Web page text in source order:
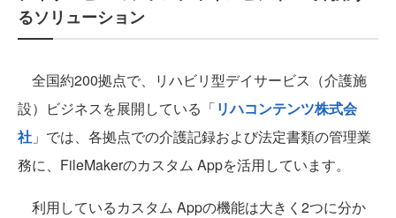
るソリューション
全国約200拠点で、リハビリ型デイサービス（介護施
設）ビジネスを展開している「リハコンテンツ株式会
社 」では、各拠点での介護記録および法定書類の管理業
務に、FileMakerのカスタム Appを活用しています。
利用しているカスタム Appの機能は大きく2つに分か